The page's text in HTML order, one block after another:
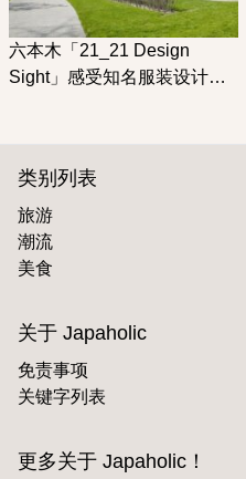
六本木「21_21 Design
Sight」感受知名服装设计师
类别列表
旅游
潮流
美食
关于 Japaholic
免责事项
关键字列表
更多关于 Japaholic！